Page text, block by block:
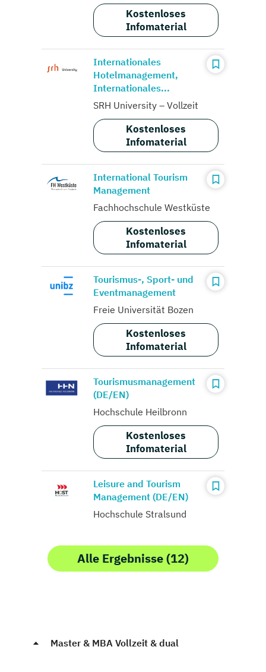
Kostenloses
Infomaterial
Internationales
Hotelmanagement,
Internationales...
SRH University – Vollzeit
Kostenloses
Infomaterial
International Tourism
Management
Fachhochschule Westküste
Kostenloses
Infomaterial
Tourismus-, Sport- und
Eventmanagement
Freie Universität Bozen
Kostenloses
Infomaterial
Tourismusmanagement
(DE/EN)
Hochschule Heilbronn
Kostenloses
Infomaterial
Leisure and Tourism
Management (DE/EN)
Hochschule Stralsund
Alle Ergebnisse (12)
Master & MBA Vollzeit & dual